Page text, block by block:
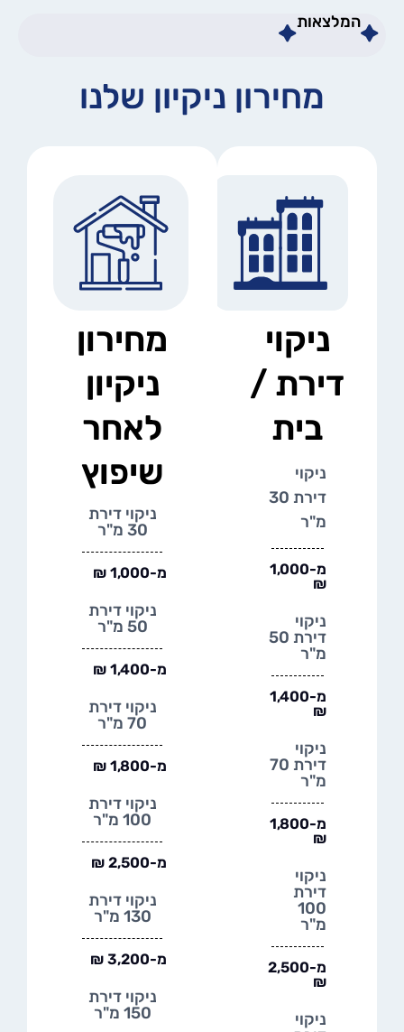
המלצאות
מחירון ניקיון שלנו
ניקוי
דירת /
בית
ניקוי
דירת 30
מ"ר
מ-1,000
₪
ניקוי
דירת 50
מ"ר
מ-1,400
₪
ניקוי
דירת 70
מ"ר
מ-1,800
₪
ניקוי
דירת
100
מ"ר
מ-2,500
₪
ניקוי
מחירון
ניקיון
לאחר
שיפוץ
ניקוי דירת
30 מ"ר
מ-1,000 ₪
ניקוי דירת
50 מ"ר
מ-1,400 ₪
ניקוי דירת
70 מ"ר
מ-1,800 ₪
ניקוי דירת
100 מ"ר
מ-2,500 ₪
ניקוי דירת
130 מ"ר
מ-3,200 ₪
ניקוי דירת
150 מ"ר